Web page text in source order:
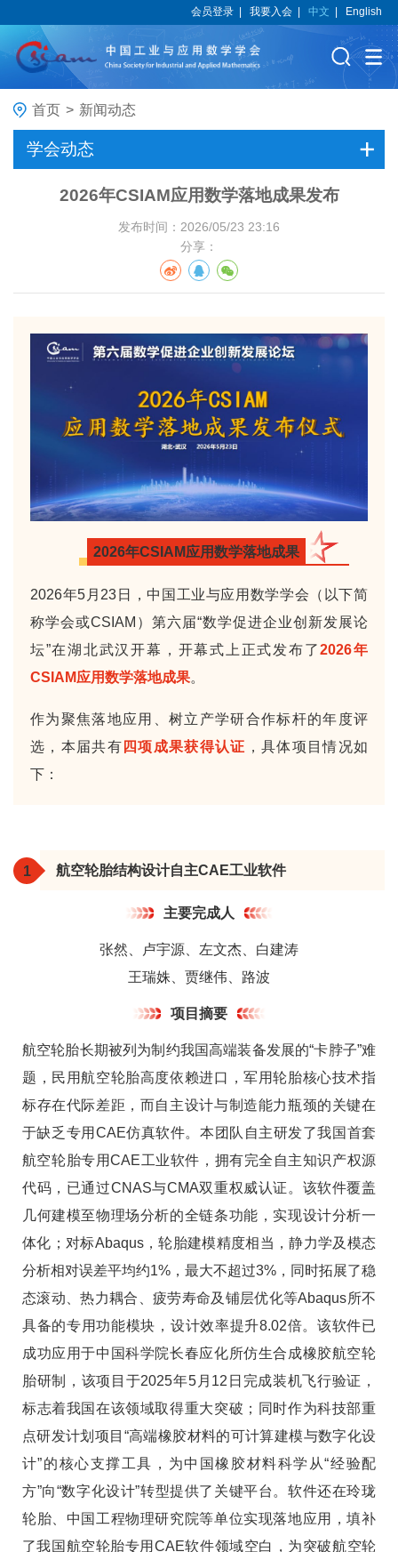
会员登录 |我要入会 |中文 English
首页 > 新闻动态
学会动态
2026年CSIAM应用数学落地成果发布
发布时间：2026/05/23 23:16
分享：
2026年CSIAM应用数学落地成果
2026年5月23日，中国工业与应用数学学会（以下简
称学会或CSIAM）第六届“数学促进企业创新发展论
坛”在湖北武汉开幕，开幕式上正式发布了2026年
CSIAM应用数学落地成果。
作为聚焦落地应用、树立产学研合作标杆的年度评
选，本届共有 四项成果获得认证 ，具体项目情况如
下：
1 航空轮胎结构设计自主CAE工业软件
主要完成人
张然、卢宇源、左文杰、白建涛
王瑞姝、贾继伟、路波
项目摘要
航空轮胎长期被列为制约我国高端装备发展的“卡脖子”难
题，民用航空轮胎高度依赖进口，军用轮胎核心技术指
标存在代际差距，而自主设计与制造能力瓶颈的关键在
于缺乏专用CAE仿真软件。本团队自主研发了我国首套
航空轮胎专用CAE工业软件，拥有完全自主知识产权源
代码，已通过CNAS与CMA双重权威认证。该软件覆盖
几何建模至物理场分析的全链条功能，实现设计分析一
体化；对标Abaqus，轮胎建模精度相当，静力学及模态
分析相对误差平均约1%，最大不超过3%，同时拓展了稳
态滚动、热力耦合、疲劳寿命及铺层优化等Abaqus所不
具备的专用功能模块，设计效率提升8.02倍。该软件已
成功应用于中国科学院长春应化所仿生合成橡胶航空轮
胎研制，该项目于2025年5月12日完成装机飞行验证，
标志着我国在该领域取得重大突破；同时作为科技部重
点研发计划项目“高端橡胶材料的可计算建模与数字化设
计”的核心支撑工具，为中国橡胶材料科学从“经验配
方”向“数字化设计”转型提供了关键平台。软件还在玲珑
轮胎、中国工程物理研究院等单位实现落地应用，填补
了我国航空轮胎专用CAE软件领域空白，为突破航空轮